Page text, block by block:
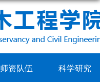
师资队伍 科学研究